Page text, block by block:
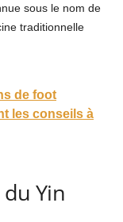
sous le nom de
traditionnelle
de foot
les conseils à
Yin